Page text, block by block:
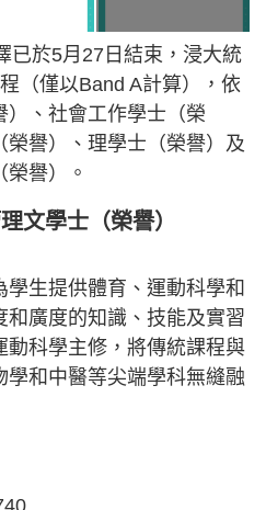
已於5月27日結束，浸大統
（僅以Band A計算），依
）、社會工作學士（榮
譽）、理學士（榮譽）及
譽）。
文學士（榮譽）
生提供體育、運動科學和
和廣度的知識、技能及實習
動科學主修，將傳統課程與
學和中醫等尖端學科無縫融